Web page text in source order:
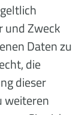
Zweck
Daten zu
die
dieser
weiteren